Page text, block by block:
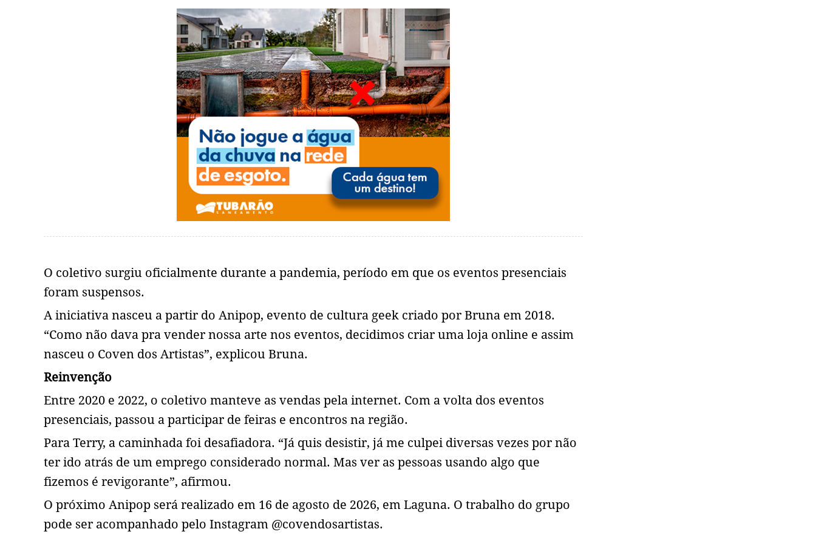
O coletivo surgiu oficialmente durante a pandemia, período em que os eventos presenciais
foram suspensos.
A iniciativa nasceu a partir do Anipop, evento de cultura geek criado por Bruna em 2018.
“Como não dava pra vender nossa arte nos eventos, decidimos criar uma loja online e assim
nasceu o Coven dos Artistas”, explicou Bruna.
Reinvenção
Entre 2020 e 2022, o coletivo manteve as vendas pela internet. Com a volta dos eventos
presenciais, passou a participar de feiras e encontros na região.
Para Terry, a caminhada foi desafiadora. “Já quis desistir, já me culpei diversas vezes por não
ter ido atrás de um emprego considerado normal. Mas ver as pessoas usando algo que
fizemos é revigorante”, afirmou.
O próximo Anipop será realizado em 16 de agosto de 2026, em Laguna. O trabalho do grupo
pode ser acompanhado pelo Instagram @covendosartistas.